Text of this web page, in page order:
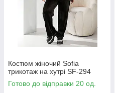
Костюм жіночий Sofia
трикотаж на хутрі SF-294
Готово до відправки 20 од.